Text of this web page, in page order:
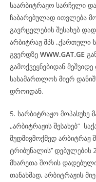
საარბიტრაჟო სარჩელი
ჩაბარებულად ითვლება
გავრცელების შესახებ
არბიტრაჟ შპს ,,ქართული
გვერდზე WWW.GAT.GE
გამოქვეყნებიდან
სასამართლოს მიერ
დროიდან.
5. სარბიტრაჟო მოპასუხე
,,არბიტრაჟის შესახებ“
მუდმივმოქმედ არბიტრაჟ
ტრიბუნალის’’ დებულების
მხარეთა შორის
თანახმად, არბიტრაჟის